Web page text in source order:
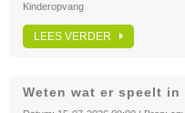
Kinderopvang
LEES VERDER
Weten wat er speelt